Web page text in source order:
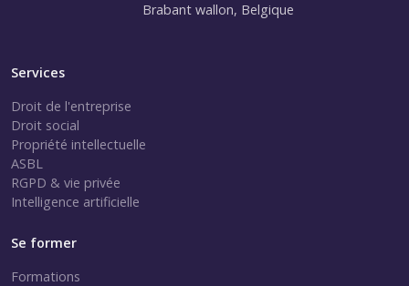
Brabant wallon, Belgique
Services
Droit de l'entreprise
Droit social
Propriété intellectuelle
ASBL
RGPD & vie privée
Intelligence artificielle
Se former
Formations